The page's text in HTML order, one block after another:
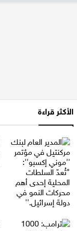
الأكثر قراءة